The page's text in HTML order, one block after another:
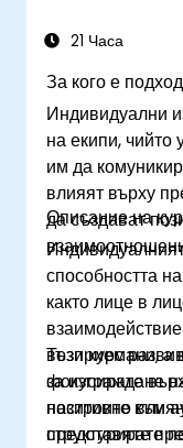
21 Часа
За кого е
Индивидуални
на екипи, чийто
им да
влияят върху
да създават
Описание на
способността
както лице в
възприемани, а
за изграждане
позитивно
представяте
Този курс
фокусирате
настроите към
структурирате